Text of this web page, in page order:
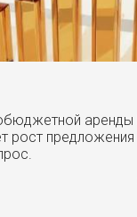
аренды
рост предложения